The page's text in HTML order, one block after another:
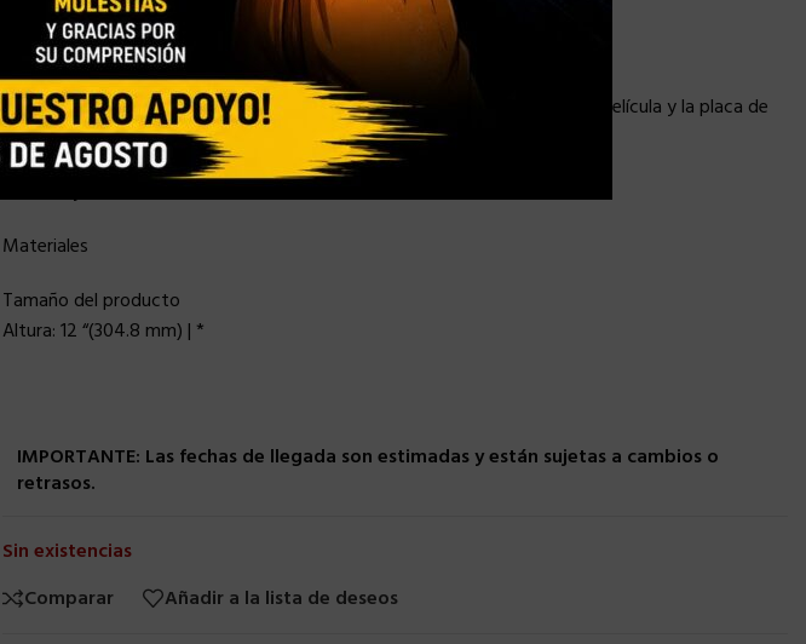
Accesorios:
Un (1) casco metálico de color dorado (ponible en la cabeza esculpida)
Soporte de figura dinámica especialmente diseñado con el logotipo de la película y la placa de
identificación del personaje
Detalles y dimensiones adicionales
Materiales
Tamaño del producto
Altura: 12 “(304.8 mm) | *
IMPORTANTE: Las fechas de llegada son estimadas y están sujetas a cambios o
retrasos.
Sin existencias
Comparar
Añadir a la lista de deseos